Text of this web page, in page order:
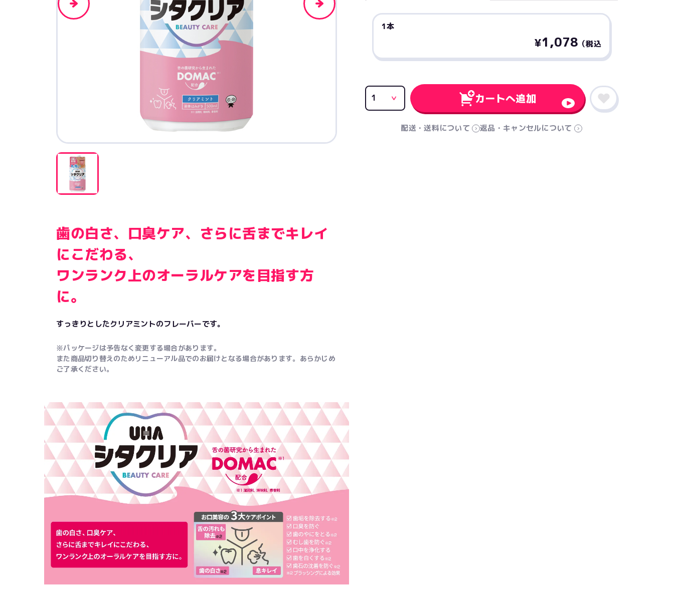
1本
¥1,078 （税込
カートへ追加
配送・送料について 返品・キャンセルについて
歯の白さ、口臭ケア、さらに舌までキレイ
にこだわる、
ワンランク上のオーラルケアを目指す方
に。
すっきりとしたクリアミントのフレーバーです。
※パッケージは予告なく変更する場合があります。
また商品切り替えのためリニューアル品でのお届けとなる場合があります。あらかじめ
ご了承ください。